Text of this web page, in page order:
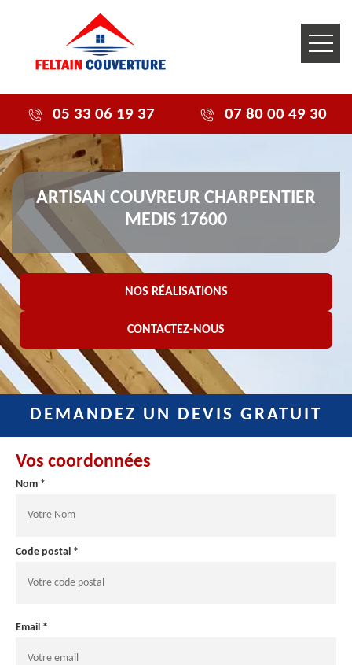
05 33 06 19 37 07 80 00 49 30
ARTISAN COUVREUR CHARPENTIER
MEDIS 17600
NOS RÉALISATIONS
CONTACTEZ-NOUS
DEMANDEZ UN DEVIS GRATUIT
Vos coordonnées
Nom *
Code postal *
Email *